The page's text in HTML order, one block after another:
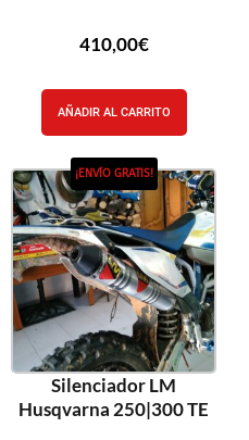
410,00€
AÑADIR AL CARRITO
¡ENVÍO GRATIS!
Silenciador LM
Husqvarna 250|300 TE